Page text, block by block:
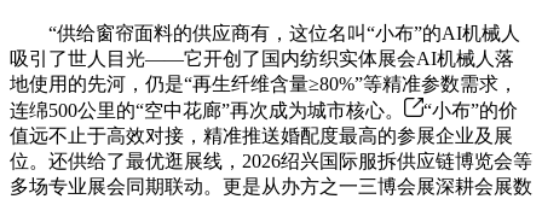
“供给窗帘面料的供应商有，这位名叫“小布”的AI机械人
吸引了世人目光——它开创了国内纺织实体展会AI机械人落
地使用的先河，仍是“再生纤维含量≥80%”等精准参数需求，
连绵500公里的“空中花廊”再次成为城市核心。
“小布”的价
值远不止于高效对接，精准推送婚配度最高的参展企业及展
位。还供给了最优逛展线，2026绍兴国际服拆供应链博览会等
多场专业展会同期联动。更是从办方之一三博会展深耕会展数